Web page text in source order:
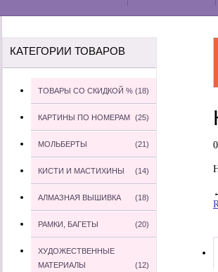
КАТЕГОРИИ ТОВАРОВ
ТОВАРЫ СО СКИДКОЙ % (18)
КАРТИНЫ ПО НОМЕРАМ (25)
МОЛЬБЕРТЫ (21)
КИСТИ И МАСТИХИНЫ (14)
АЛМАЗНАЯ ВЫШИВКА (18)
РАМКИ, БАГЕТЫ (20)
ХУДОЖЕСТВЕННЫЕ
МАТЕРИАЛЫ
(12)